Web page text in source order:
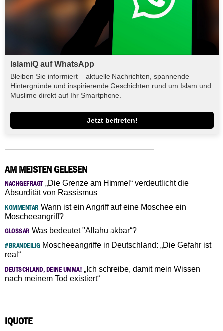
IslamiQ auf WhatsApp
Bleiben Sie informiert – aktuelle Nachrichten, spannende
Hintergründe und inspirierende Geschichten rund um Islam und
Muslime direkt auf Ihr Smartphone.
Jetzt beitreten!
AM MEISTEN GELESEN
NACHGEFRAGT„Die Grenze am Himmel“ verdeutlicht die
Absurdität von Rassismus
KOMMENTAR Wann ist ein Angriff auf eine Moschee ein
Moscheeangriff?
GLOSSAR Was bedeutet "Allahu akbar“?
#BRANDEILIGMoscheeangriffe in Deutschland: „Die Gefahr ist
real“
DEUTSCHLAND, DEINE UMMA! „Ich schreibe, damit mein Wissen
nach meinem Tod existiert“
IQUOTE